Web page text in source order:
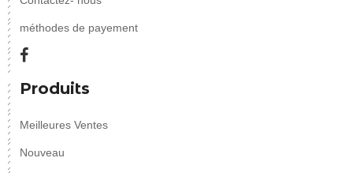
méthodes de payement
Produits
Meilleures Ventes
Nouveau